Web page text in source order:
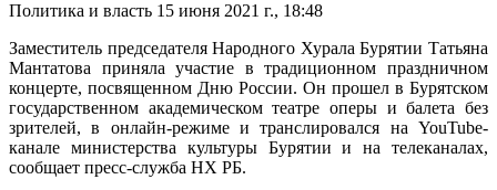
Политика и власть 15 июня 2021 г., 18:48
Заместитель председателя Народного Хурала Бурятии Татьяна
Мантатова приняла участие в традиционном праздничном
концерте, посвященном Дню России. Он прошел в Бурятском
государственном академическом театре оперы и балета без
зрителей, в онлайн-режиме и транслировался на YouTube-
канале министерства культуры Бурятии и на телеканалах,
сообщает пресс-служба НХ РБ.